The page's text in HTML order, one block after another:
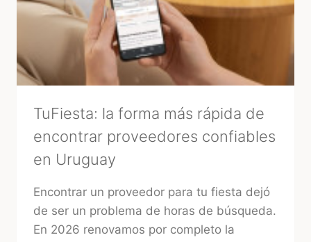
TuFiesta: la forma más rápida de
encontrar proveedores confiables
en Uruguay
Encontrar un proveedor para tu fiesta dejó
de ser un problema de horas de búsqueda.
En 2026 renovamos por completo la